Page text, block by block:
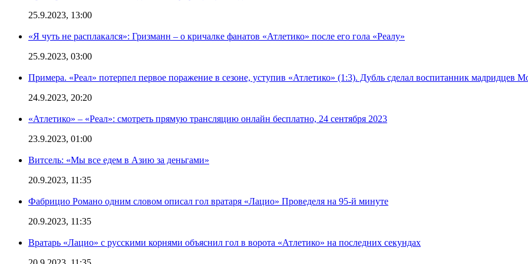
25.9.2023, 13:00
«Я чуть не расплакался»: Гризманн – о кричалке фанатов «Атлетико» после его гола «Реалу»
25.9.2023, 03:00
Примера. «Реал» потерпел первое поражение в сезоне, уступив «Атлетико» (1:3). Дубль сделал воспитанник мадридцев
24.9.2023, 20:20
«Атлетико» – «Реал»: смотреть прямую трансляцию онлайн бесплатно, 24 сентября 2023
23.9.2023, 01:00
Витсель: «Мы все едем в Азию за деньгами»
20.9.2023, 11:35
Фабрицио Романо одним словом описал гол вратаря «Лацио» Проведеля на 95-й минуте
20.9.2023, 11:35
Вратарь «Лацио» с русскими корнями объяснил гол в ворота «Атлетико» на последних секундах